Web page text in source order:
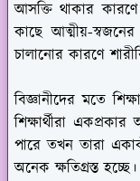
আসক্তি থাকার
কাছে আত্মীয়-
চালানোর কারণে
বিজ্ঞানীদের মতে
শিক্ষার্থীরা
পারে তখন তারা
অনেক ক্ষতিগ্রস্ত হচ্ছে।